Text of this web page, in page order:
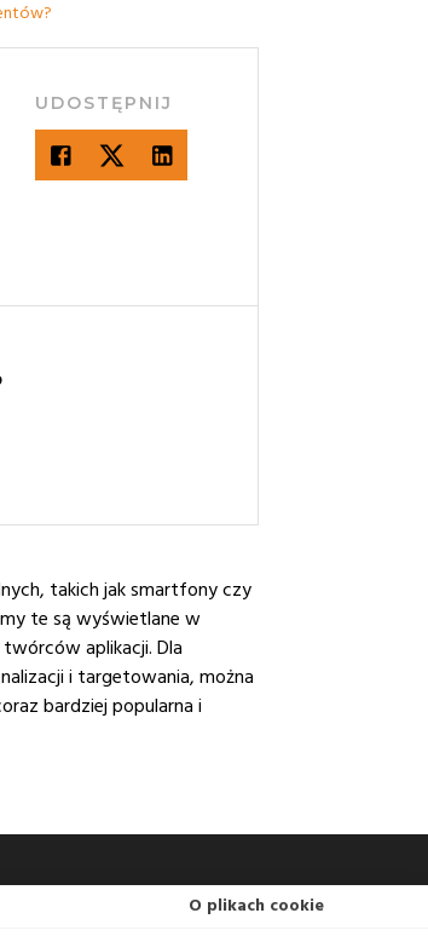
UDOSTĘPNIJ
takich jak smartfony czy
te są wyświetlane w
aplikacji. Dla
i targetowania, można
bardziej popularna i
O plikach cookie